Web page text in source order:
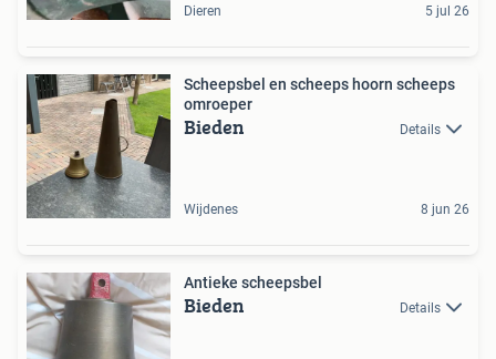
Dieren 5 jul 26
Scheepsbel en scheeps hoorn scheeps
omroeper
Bieden Details
Wijdenes 8 jun 26
Antieke scheepsbel
Bieden Details